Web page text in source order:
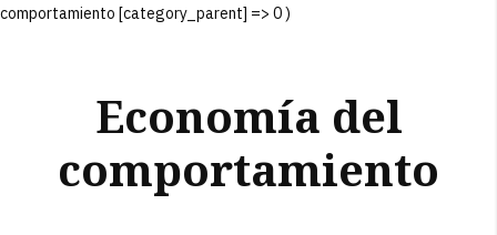
comportamiento [category_parent] => 0 )
Economía del
comportamiento